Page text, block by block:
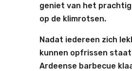
geniet van het
op de klimrotsen.
Nadat iedereen zich
kunnen opfrissen
Ardeense barbecue